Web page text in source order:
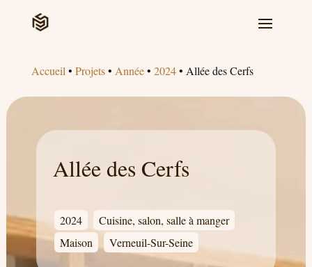
Accueil • Projets• Année• 2024• Allée des Cerfs
Allée des Cerfs
2024
Cuisine, salon, salle à manger
Maison
Verneuil-Sur-Seine